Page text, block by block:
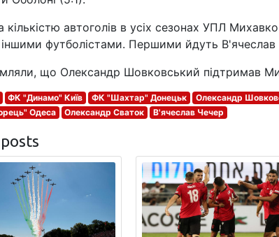
кількістю автоголів в усіх сезонах УПЛ
футболістами. Першими йдуть
що Олександр Шовковський підтримав
ФК "Динамо" Київ ФК "Шахтар" Донецьк Олександр
Одеса
Олександр Сваток В'ячеслав Чечер